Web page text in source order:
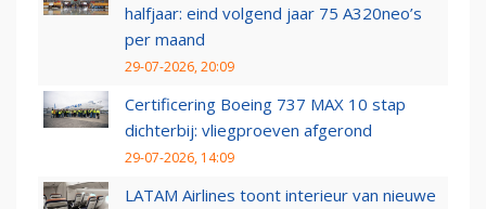
halfjaar: eind volgend jaar 75 A320neo’s
per maand
29-07-2026, 20:09
Certificering Boeing 737 MAX 10 stap
dichterbij: vliegproeven afgerond
29-07-2026, 14:09
LATAM Airlines toont interieur van nieuwe